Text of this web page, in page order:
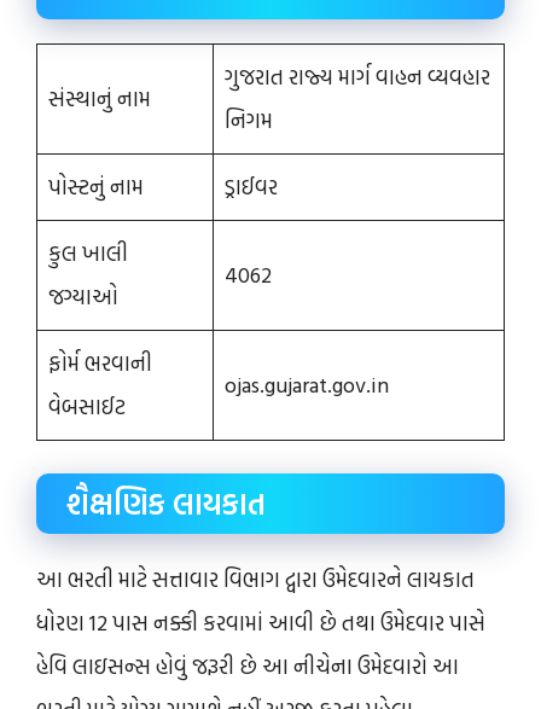
સંસ્થાનું નામ
ગુજરાત રાજ્ય માર્ગ વાહન વ્યવહાર
નિગમ
પોસ્ટનું નામ ડ્રાઈવર
કુલ ખાલી
જગ્યાઓ
4062
ફોર્મ ભરવાની
વેબસાઈટ
ojas.gujarat.gov.in
શૈક્ષણિક લાયકાત
આ ભરતી માટે સત્તાવાર વિભાગ દ્વારા ઉમેદવારને લાયકાત
ધોરણ 12 પાસ નક્કી કરવામાં આવી છે તથા ઉમેદવાર પાસે
હેવિ લાઇસન્સ હોવું જરૂરી છે આ નીચેના ઉમેદવારો આ